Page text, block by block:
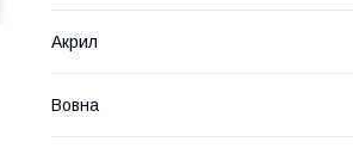
Акрил
Вовна